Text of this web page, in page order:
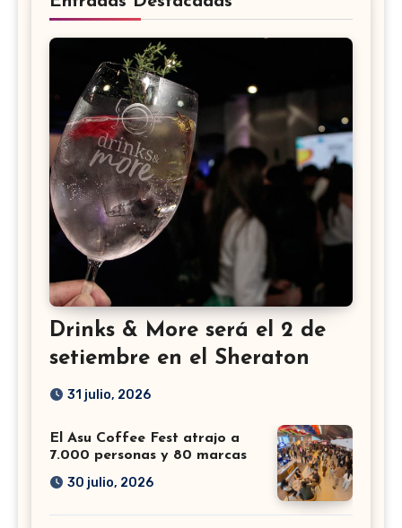
Drinks & More será el 2 de
setiembre en el Sheraton
31 julio, 2026
El Asu Coffee Fest atrajo a
7.000 personas y 80 marcas
30 julio, 2026